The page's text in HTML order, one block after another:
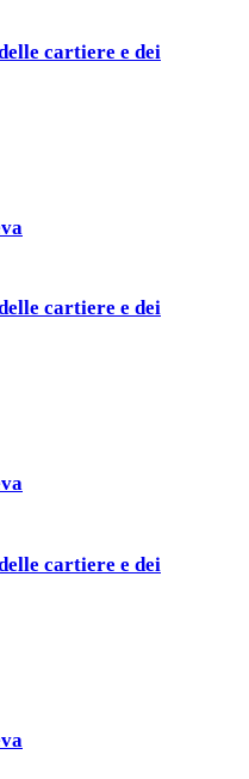
cartiere e dei
cartiere e dei
cartiere e dei